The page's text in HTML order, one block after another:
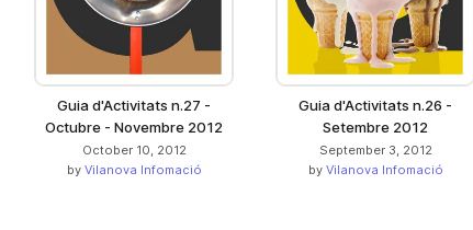
Guia d'Activitats n.27 -
Octubre - Novembre 2012
October 10, 2012
by Vilanova Infomació
Guia d'Activitats n.26 -
Setembre 2012
September 3, 2012
by Vilanova Infomació